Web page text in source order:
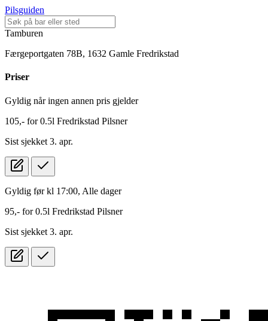
Pilsguiden
Tamburen
Færgeportgaten 78B, 1632 Gamle Fredrikstad
Priser
Gyldig når ingen annen pris gjelder
105,- for0.5l Fredrikstad Pilsner
Sist sjekket 3. apr.
Gyldig før kl 17:00, Alle dager
95,- for0.5l Fredrikstad Pilsner
Sist sjekket 3. apr.